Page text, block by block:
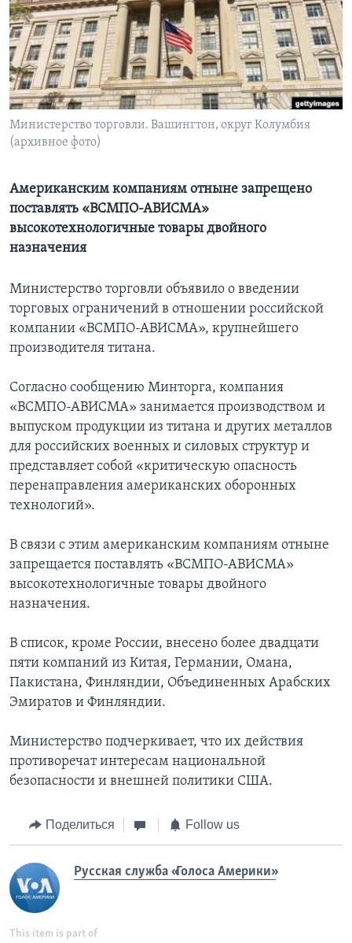
Learning English
СОЦИАЛЬНЫЕ СЕТИ
Языки
Министерство торговли. Вашингтон, округ Колумбия
(архивное фото)
Американским компаниям отныне запрещено
поставлять «ВСМПО-АВИСМА»
высокотехнологичные товары двойного
назначения
Министерство торговли объявило о введении
торговых ограничений в отношении российской
компании «ВСМПО-АВИСМА», крупнейшего
производителя титана.
Согласно сообщению Минторга, компания
«ВСМПО-АВИСМА» занимается производством и
выпуском продукции из титана и других металлов
для российских военных и силовых структур и
представляет собой «критическую опасность
перенаправления американских оборонных
технологий».
В связи с этим американским компаниям отныне
запрещается поставлять «ВСМПО-АВИСМА»
высокотехнологичные товары двойного
назначения.
В список, кроме России, внесено более двадцати
пяти компаний из Китая, Германии, Омана,
Пакистана, Финляндии, Объединенных Арабских
Эмиратов и Финляндии.
Министерство подчеркивает, что их действия
противоречат интересам национальной
безопасности и внешней политики США.
Поделиться Follow us
Русская служба «Голоса Америки»
This item is part of